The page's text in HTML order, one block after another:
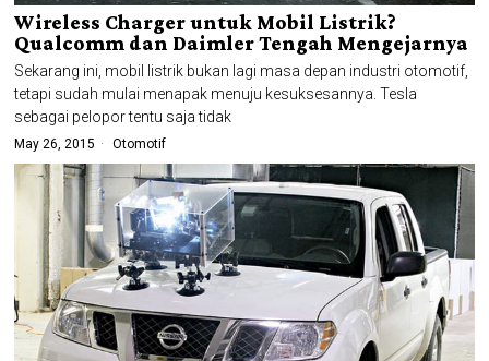
Wireless Charger untuk Mobil Listrik?
Qualcomm dan Daimler Tengah Mengejarnya
Sekarang ini, mobil listrik bukan lagi masa depan industri otomotif,
tetapi sudah mulai menapak menuju kesuksesannya. Tesla
sebagai pelopor tentu saja tidak
May 26, 2015 Otomotif